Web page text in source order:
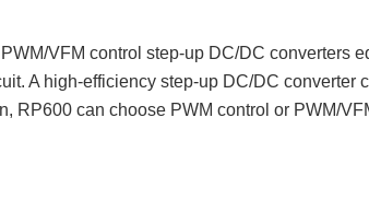
VFM control step-up DC/DC converters
A high-efficiency step-up DC/DC
RP600 can choose PWM control or PWM/